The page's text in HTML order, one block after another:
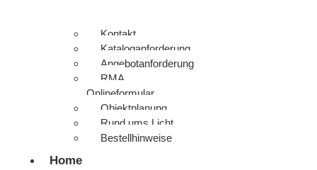
Kontakt
Kataloganforderung
Angebotanforderung
RMA
Onlineformular
Objektplanung
Rund ums Licht
Bestellhinweise
Home